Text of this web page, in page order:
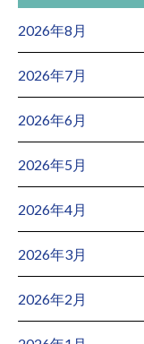
2026年8月
2026年7月
2026年6月
2026年5月
2026年4月
2026年3月
2026年2月